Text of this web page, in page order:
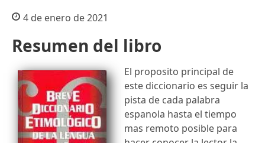
4 de enero de 2021
Resumen del libro
El proposito principal de
este diccionario es seguir la
pista de cada palabra
espanola hasta el tiempo
mas remoto posible para